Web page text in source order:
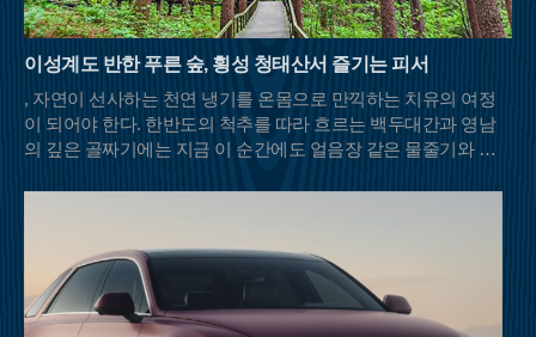
이성계도 반한 푸른 숲, 횡성 청태산서 즐기는 피서
, 자연이 선사하는 천연 냉기를 온몸으로 만끽하는 치유의 여정
이 되어야 한다. 한반도의 척추를 따라 흐르는 백두대간과 영남
의 깊은 골짜기에는 지금 이 순간에도 얼음장 같은 물줄기와 울
해발 1,242m의 고산임에도 불구하고 날카로운 암릉 대신 부드러
운 흙길이 이어져 여름철 산행의 피로도를 덜어준다. 특히 북쪽
자락의 물한계곡은 이름처럼 물이 너무 차가워 오래 발을 담그기
힘들 정도로 강력한 냉기를 자랑한다. 하늘이 보이지 않을 만큼